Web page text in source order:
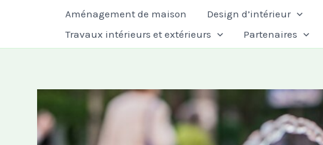
Aménagement de maison Design d’intérieur
Travaux intérieurs et extérieurs
Partenaires